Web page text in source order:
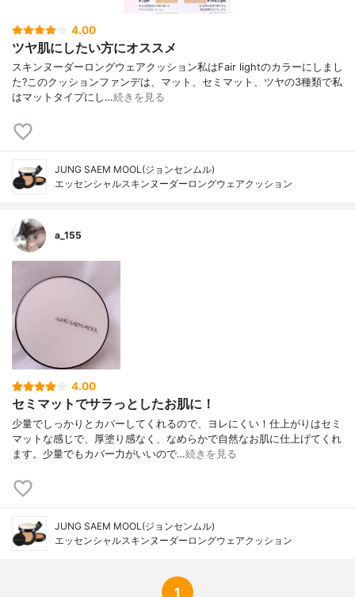
スポリマー、イソステアリン酸ソルビタ
（CI 77491）、トリエトキシカプリリルシ
ラン、フレグランス（パルファム）、エチ
ルヘキシルグリセリン、酸化鉄（CI 7749
9）、アデノシン、EDTA二ナトリウム、カ
花/葉抽出物、Nelumbo Nucifera花抽出物、
Freesia Refracta E xtract、Iris Ensata抽出
リレート/ジカプレート、ラウリルPEG-10
トリス（トリメチルシロキシ）シリルエチ
ルジメチコン、PEG / PPG-17 / 6コポリマ
ー、硫酸マグネシウム、フェノキシエタノ
ール、ジメチコン/ビニルジメチコンクロス
7491）、トリエトキシカプリリルシラン、
酸化鉄（CI 77499）、フレグランス（パル
ファム）、エチルヘキシルグリセリン、ア
ネンシスシードオイルSafflower）シードオ
イル、セラミドNP、Helianthus Annuus
4.00
ツヤ肌にしたい方にオススメ
スキンヌーダーロングウェアクッション私はFair lightのカラーにしまし
た?このクッションファンデは、マット、セミマット、ツヤの3種類で私
はマットタイプにし…続きを見る
JUNG SAEM MOOL(ジョンセンムル)
エッセンシャルスキンヌーダーロングウェアクッション
a_155
4.00
セミマットでサラっとしたお肌に！
少量でしっかりとカバーしてくれるので、ヨレにくい！仕上がりはセミ
マットな感じで、厚塗り感なく、なめらかで自然なお肌に仕上げてくれ
ます。少量でもカバー力がいいので…続きを見る
JUNG SAEM MOOL(ジョンセンムル)
エッセンシャルスキンヌーダーロングウェアクッション
1